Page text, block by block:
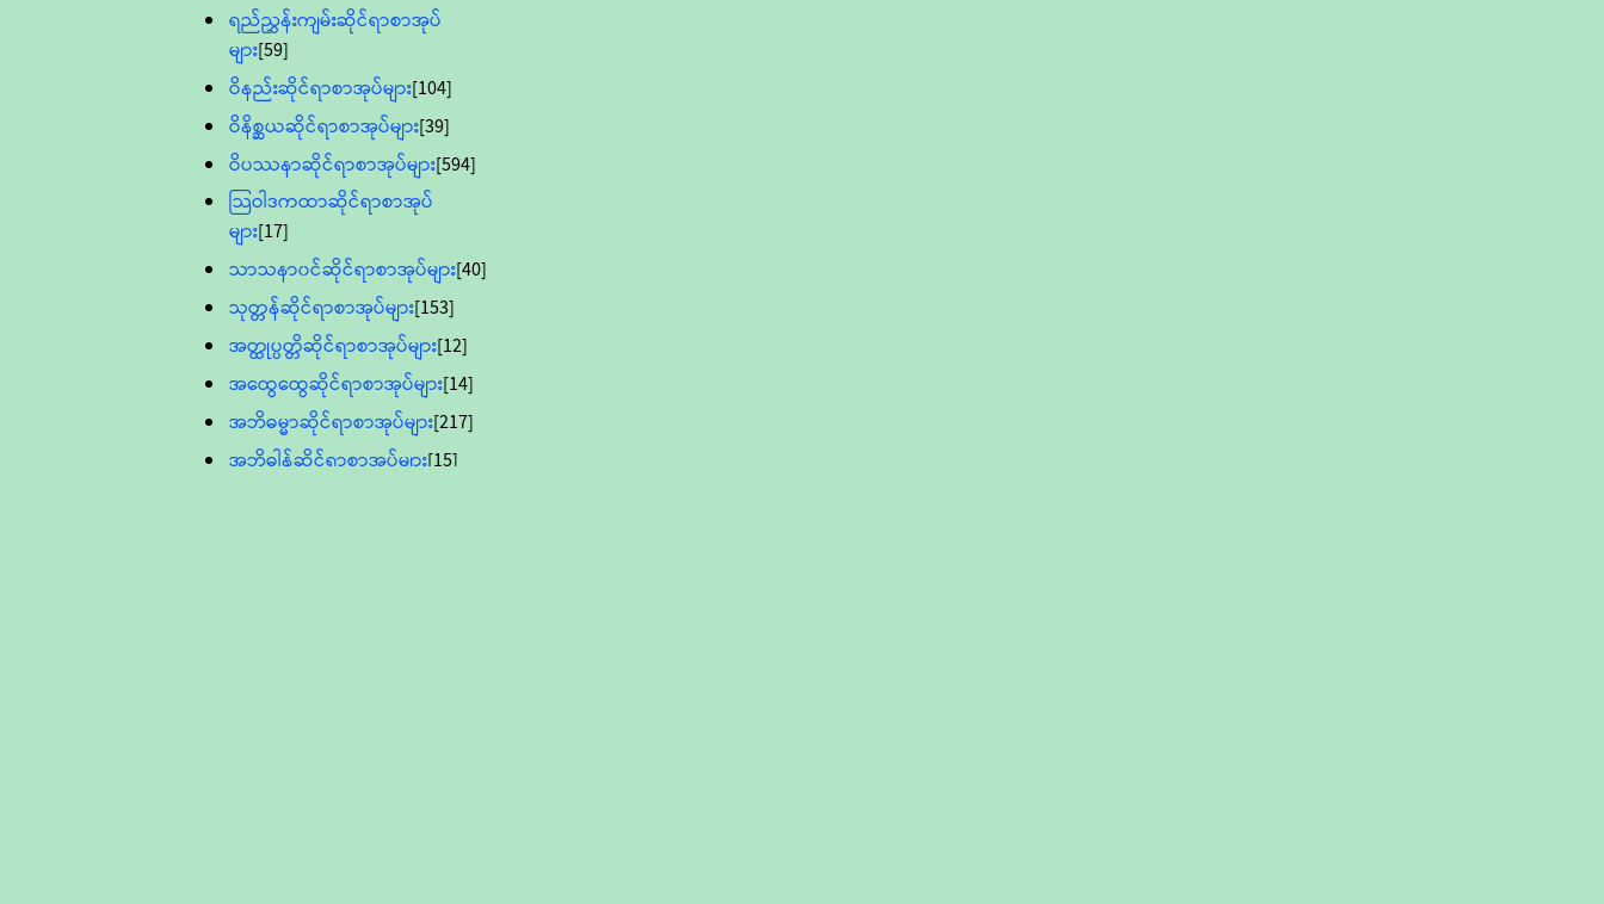
ရည်ညွှန်းကျမ်းဆိုင်ရာစာအုပ်
များ[59]
ဝိနည်းဆိုင်ရာစာအုပ်များ[104]
ဝိနိစ္ဆယဆိုင်ရာစာအုပ်များ[39]
ဝိပဿနာဆိုင်ရာစာအုပ်များ[594]
သြဝါဒကထာဆိုင်ရာစာအုပ်
များ[17]
သာသနာ၀င်ဆိုင်ရာစာအုပ်များ[40]
သုတ္တန်ဆိုင်ရာစာအုပ်များ[153]
အတ္ထုပ္ပတ္တိဆိုင်ရာစာအုပ်များ[12]
အထွေထွေဆိုင်ရာစာအုပ်များ[14]
အဘိဓမ္မာဆိုင်ရာစာအုပ်များ[217]
အဘိဓါန်ဆိုင်ရာစာအုပ်များ[15]